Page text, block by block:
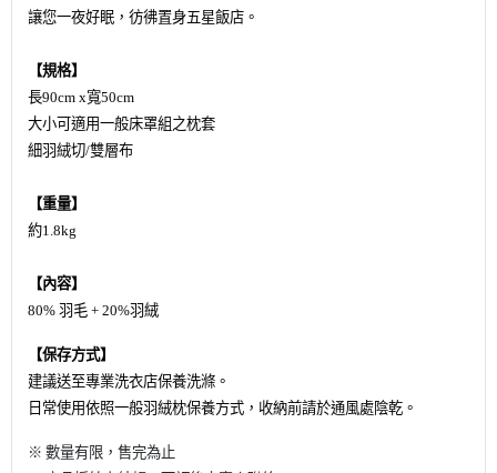
讓您一夜好眠，彷彿置身五星飯店。
【規格】
長90cm x寬50cm
大小可適用一般床罩組之枕套
細羽絨切/雙層布
【重量】
約1.8kg
【內容】
80% 羽毛 + 20%羽絨
【保存方式】
建議送至專業洗衣店保養洗滌。
日常使用依照一般羽絨枕保養方式，收納前請於通風處陰乾。
※ 數量有限，售完為止